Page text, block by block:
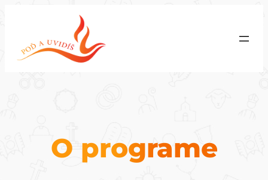
obsah
O programe